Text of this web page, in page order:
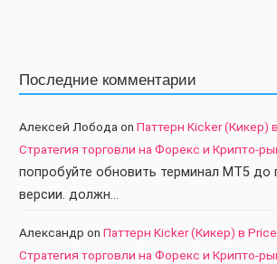
Последние комментарии
Алексей Лобода on Паттерн Kicker (Кикер)
Стратегия торговли на Форекс и Крипто-
попробуйте обновить терминал МТ5 до
версии. должн…
Александр on Паттерн Kicker (Кикер) в
Стратегия торговли на Форекс и Крипто-